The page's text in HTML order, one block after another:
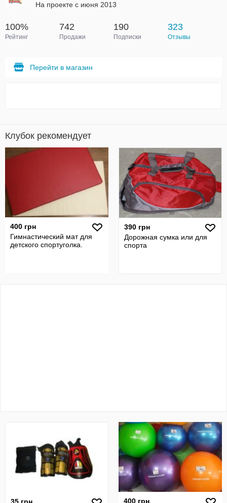
На проекте с июня 2013
100%
Рейтинг
742
Продажи
190
Подписки
323
Отзывы
Перейти в магазин
Клубок рекомендует
400 грн
Гимнастический мат для
детского спортуголка.
390 грн
Дорожная сумка или для
спорта
400 грн